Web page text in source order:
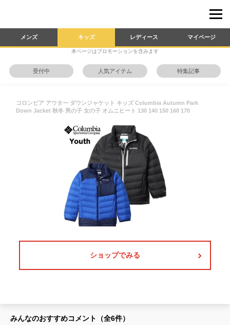
メンズ キッズ レディース マイページ
本ページはプロモーションを含みます
受付中 人気アイテム 特集記事
コロンビア アウター ダウンジャケット キッズ Columbia Autumn Park
Down Jacket 秋冬 男の子 女の子 オムニヒート 130 140 150 160 170
ショップでみる
みんなのおすすめコメント（全6件）